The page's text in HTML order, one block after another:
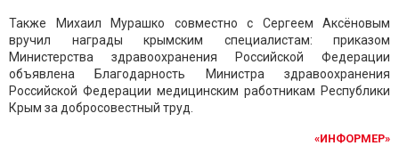
Также Михаил Мурашко совместно с Сергеем Аксёновым
вручил награды крымским специалистам: приказом
Министерства здравоохранения Российской Федерации
объявлена Благодарность Министра здравоохранения
Российской Федерации медицинским работникам Республики
Крым за добросовестный труд.
«ИНФОРМЕР»